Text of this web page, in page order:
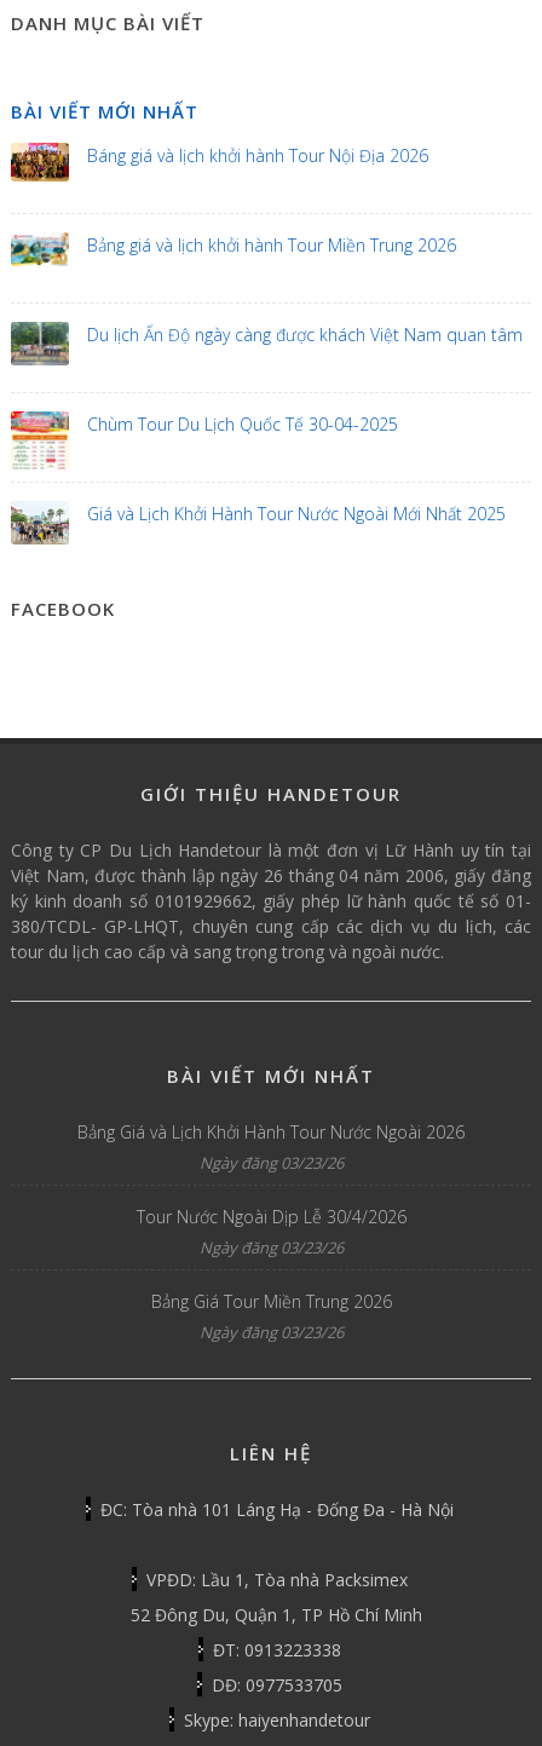
DANH MỤC BÀI VIẾT
BÀI VIẾT MỚI NHẤT
Báng giá và lịch khởi hành Tour Nội Địa 2026
Bảng giá và lịch khởi hành Tour Miền Trung 2026
Du lịch Ấn Độ ngày càng được khách Việt Nam quan tâm
Chùm Tour Du Lịch Quốc Tế 30-04-2025
Giá và Lịch Khởi Hành Tour Nước Ngoài Mới Nhất 2025
FACEBOOK
GIỚI THIỆU HANDETOUR
Công ty CP Du Lịch Handetour là một đơn vị Lữ Hành uy tín tại
Việt Nam, được thành lập ngày 26 tháng 04 năm 2006, giấy đăng
ký kinh doanh số 0101929662, giấy phép lữ hành quốc tế số 01-
380/TCDL- GP-LHQT, chuyên cung cấp các dịch vụ du lịch, các
tour du lịch cao cấp và sang trọng trong và ngoài nước.
BÀI VIẾT MỚI NHẤT
Bảng Giá và Lịch Khởi Hành Tour Nước Ngoài 2026
Ngày đăng 03/23/26
Tour Nước Ngoài Dịp Lễ 30/4/2026
Ngày đăng 03/23/26
Bảng Giá Tour Miền Trung 2026
Ngày đăng 03/23/26
LIÊN HỆ
ĐC: Tòa nhà 101 Láng Hạ - Đống Đa - Hà Nội
VPĐD: Lầu 1, Tòa nhà Packsimex
52 Đông Du, Quận 1, TP Hồ Chí Minh
ĐT: 0913223338
DĐ: 0977533705
Skype: haiyenhandetour